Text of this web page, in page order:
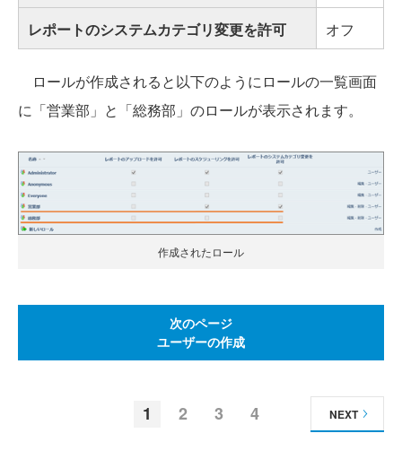
レポートのシステムカテゴリ変更を許可
オフ
ロールが作成されると以下のようにロールの一覧画面
に「営業部」と「総務部」のロールが表示されます。
作成されたロール
次のページ
ユーザーの作成
1 2 3 4 NEXT